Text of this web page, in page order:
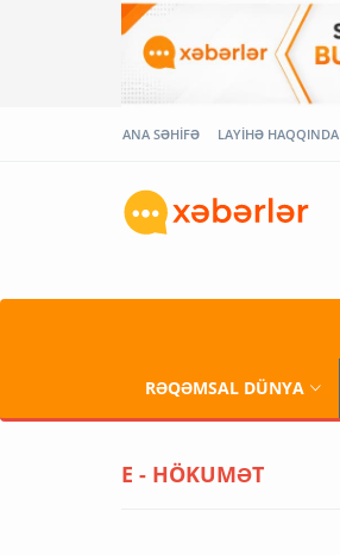
ANA SƏHİFƏ LAYİHƏ HAQQINDA
RƏQƏMSAL DÜNYA
E - HÖKUMƏT